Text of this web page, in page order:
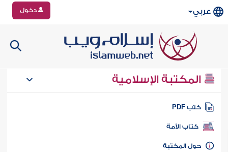
عربي دخول
المكتبة الإسلامية
كتب PDF
كتاب الأمة